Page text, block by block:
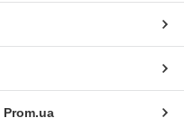
Prom.ua